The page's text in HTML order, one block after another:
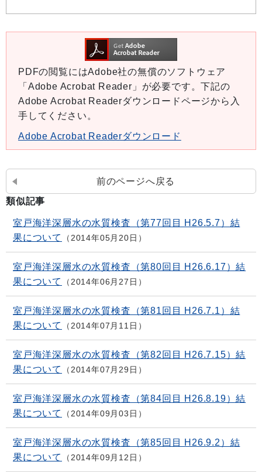
PDFの閲覧にはAdobe社の無償のソフトウェア
「Adobe Acrobat Reader」が必要です。下記の
Adobe Acrobat Readerダウンロードページから入
手してください。
Adobe Acrobat Readerダウンロード
前のページへ戻る
類似記事
室戸海洋深層水の水質検査（第77回目 H26.5.7）結
果について
2014年05月20日
室戸海洋深層水の水質検査（第80回目 H26.6.17）結
果について
2014年06月27日
室戸海洋深層水の水質検査（第81回目 H26.7.1）結
果について
2014年07月11日
室戸海洋深層水の水質検査（第82回目 H26.7.15）結
果について
2014年07月29日
室戸海洋深層水の水質検査（第84回目 H26.8.19）結
果について
2014年09月03日
室戸海洋深層水の水質検査（第85回目 H26.9.2）結
果について
2014年09月12日